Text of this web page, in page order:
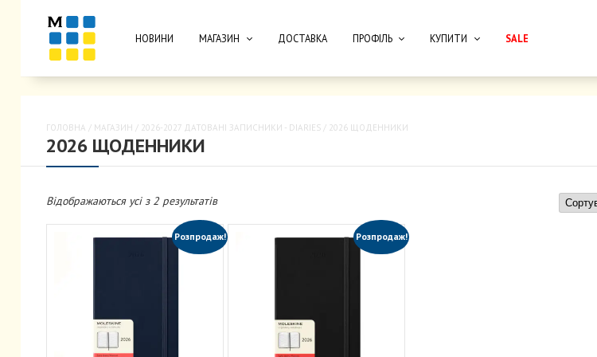
НОВИНИ МАГАЗИН ДОСТАВКА ПРОФІЛЬ КУПИТИ SALE
ГОЛОВНА / МАГАЗИН / 2026-2027 ДАТОВАНІ ЗАПИСНИКИ - DIARIES / 2026 ЩОДЕННИКИ
2026 ЩОДЕННИКИ
Відображаються усі з 2 результатів
Розпродаж! Розпродаж!